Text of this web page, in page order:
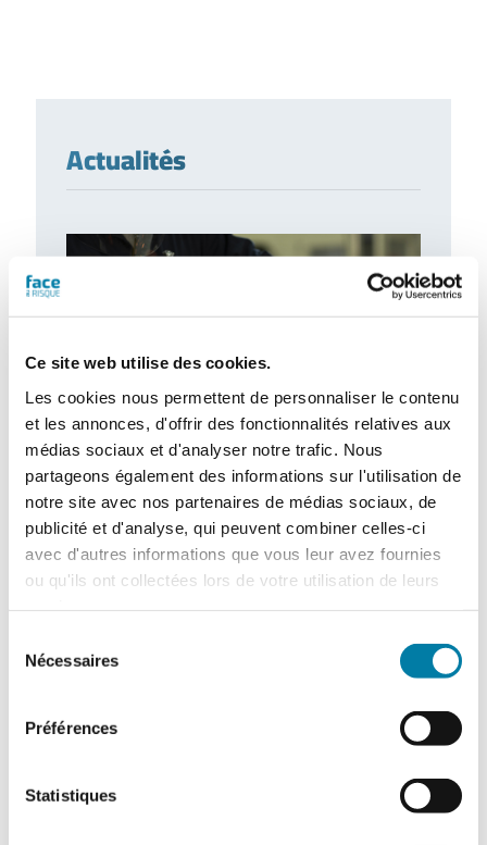
Ce site web utilise des cookies.
Les cookies nous permettent de personnaliser le contenu
et les annonces, d'offrir des fonctionnalités relatives aux
médias sociaux et d'analyser notre trafic. Nous
partageons également des informations sur l'utilisation de
notre site avec nos partenaires de médias sociaux, de
publicité et d'analyse, qui peuvent combiner celles-ci
avec d'autres informations que vous leur avez fournies
ou qu'ils ont collectées lors de votre utilisation de leurs
Nécessaires
Préférences
Statistiques
Actualités
Gants de protection : de nouveaux
besoins à combler
Le marché des gants de protection est
marqué par d’importantes évolutions, tant
sur le plan de la fabrication que sur…